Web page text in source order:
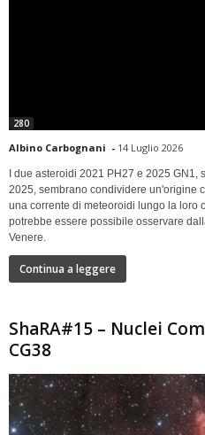
280
Albino Carbognani - 14 Luglio 2026
I due asteroidi 2021 PH27 e 2025 GN1,
2025, sembrano condividere un'origine
una corrente di meteoroidi lungo la loro
potrebbe essere possibile osservare
Venere.
Continua a leggere
ShaRA#15 – Nuclei
CG38